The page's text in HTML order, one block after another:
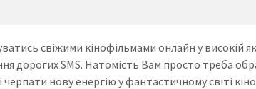
свіжими кінофільмами онлайн у високій
дорогих SMS. Натомість Вам просто треба
нову енергію у фантастичному світі